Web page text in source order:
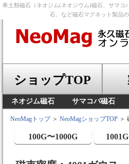
希土類磁石（ネオジム(ネオジウム)磁石、サマコ
石、など磁石マグネット製品
ショップTOP
ネオジム磁石 サマコバ磁石
NeoMagトップ＞ NeoMagショップTOP ＞
100G〜1000G